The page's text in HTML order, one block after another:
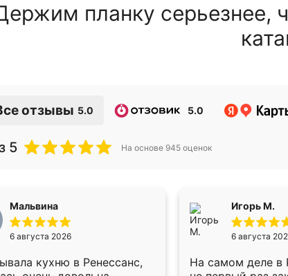
планку серьезнее,
отзывы 5.0 5.0
5 На основе 945 оценок
Мальвина
6 августа 2026
кухню в Ренессанс,
Игорь М.
6 августа
На самом деле в